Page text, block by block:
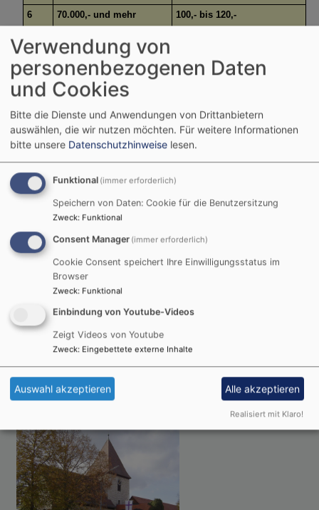
6 70.000,- und mehr 100,- bis 120,-
Bankverbindung für das Kirchgeld:
Evang.-Luth. Christuskirchengemeinde Herrieden
IBAN: DE53 7655 0000 0008 6703 66
3. Kirchensteuer
In Bayern beträgt die Kirchensteuer 8 % der Lohn-
bzw. Einkommenssteuer. In den übrigen
zusätzlich soll in Bayern das sogenannte "Kirchgeld"
erhoben werden. Es gehört zur Kirchensteuer und
ist (eigentlich) verpflichtend. Das Kirchgeld wird
von jeder Kirchengemeinde direkt erhoben und
kommt zu 100 % der eigenen Kirchengemeinde
zugute.
Nächste Veranstaltungen
Verwendung von
personenbezogenen Daten
und Cookies
Bitte die Dienste und Anwendungen von Drittanbietern
auswählen, die wir nutzen möchten. Für weitere Informationen
bitte unsere Datenschutzhinweise lesen.
Funktional (immer erforderlich)
Speichern von Daten: Cookie für die Benutzersitzung
Zweck: Funktional
Consent Manager (immer erforderlich)
Cookie Consent speichert Ihre Einwilligungsstatus im
Browser
Zweck: Funktional
Einbindung von Youtube-Videos
Zeigt Videos von Youtube
Zweck: Eingebettete externe Inhalte
Auswahl akzeptieren Alle akzeptieren
Realisiert mit Klaro!